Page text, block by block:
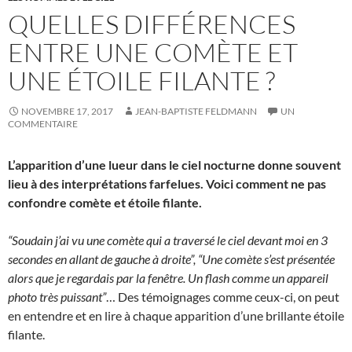
QUELLES DIFFÉRENCES
ENTRE UNE COMÈTE ET
UNE ÉTOILE FILANTE ?
NOVEMBRE 17, 2017 JEAN-BAPTISTE FELDMANN
UN
COMMENTAIRE
L’apparition d’une lueur dans le ciel nocturne donne souvent
lieu à des interprétations farfelues. Voici comment ne pas
confondre comète et étoile filante.
“Soudain j’ai vu une comète qui a traversé le ciel devant moi en 3
secondes en allant de gauche à droite”, “Une comète s’est présentée
alors que je regardais par la fenêtre. Un flash comme un appareil
photo très puissant”… Des témoignages comme ceux-ci, on peut
en entendre et en lire à chaque apparition d’une brillante étoile
filante.